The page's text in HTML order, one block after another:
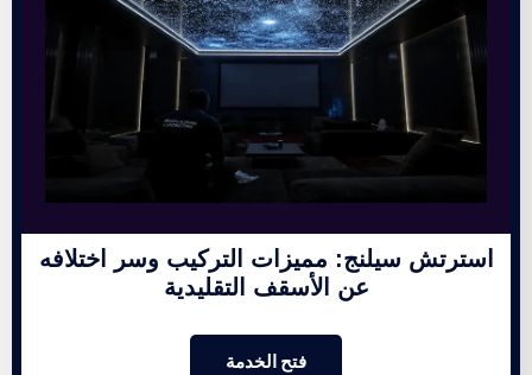
استرتش سيلنج: مميزات التركيب وسر اختلافه
عن الأسقف التقليدية
فتح الخدمة